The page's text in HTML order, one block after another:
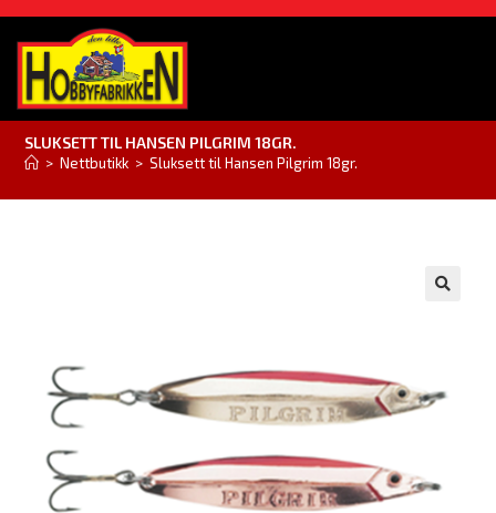
SLUKSETT TIL HANSEN PILGRIM 18GR.
> Nettbutikk > Sluksett til Hansen Pilgrim 18gr.